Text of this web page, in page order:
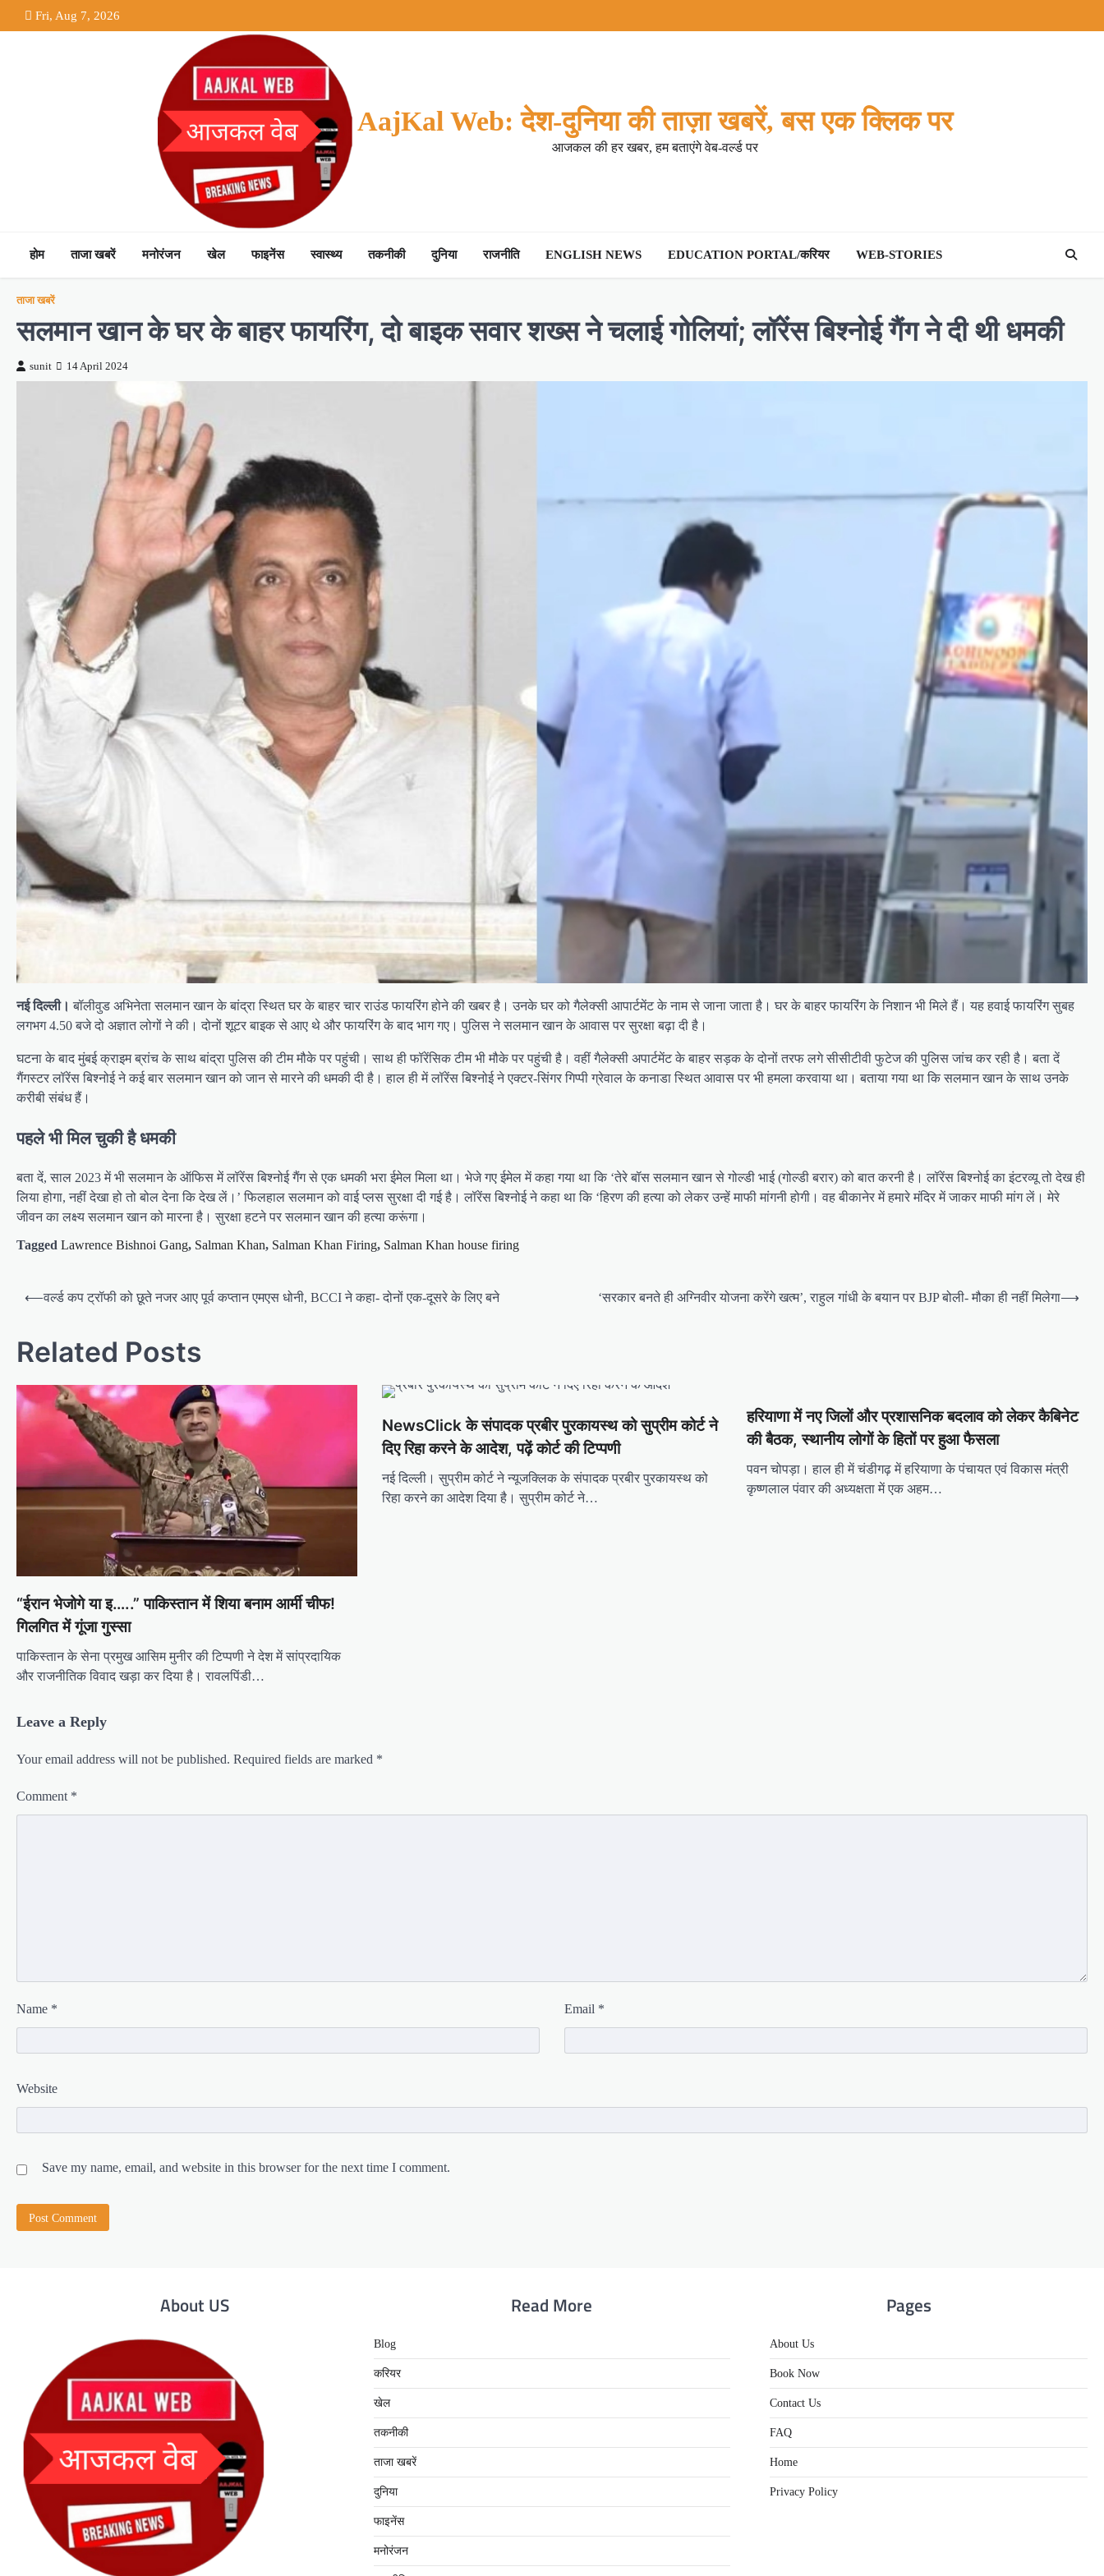
to
Fri, Aug 7, 2026
AajKal Web: देश-दुनिया की ताज़ा खबरें, बस एक क्लिक पर
आजकल की हर खबर, हम बताएंगे वेब-वर्ल्ड पर
होम ताजा खबरें मनोरंजन खेल फाइनेंस स्वास्थ्य तकनीकी दुनिया राजनीति ENGLISH NEWS EDUCATION PORTAL/करियर WEB-STORIES
ताजा खबरें
सलमान खान के घर के बाहर फायरिंग, दो बाइक सवार शख्स ने चलाई गोलियां; लॉरेंस बिश्नोई गैंग ने दी थी धमकी
sunit 14 April 2024
नई दिल्ली। बॉलीवुड अभिनेता सलमान खान के बांद्रा स्थित घर के बाहर चार राउंड फायरिंग होने की खबर है। उनके घर को गैलेक्सी आपार्टमेंट के नाम से जाना जाता है। घर के बाहर फायरिंग के निशान भी मिले हैं। यह हवाई फायरिंग सुबह
लगभग 4.50 बजे दो अज्ञात लोगों ने की। दोनों शूटर बाइक से आए थे और फायरिंग के बाद भाग गए। पुलिस ने सलमान खान के आवास पर सुरक्षा बढ़ा दी है।
घटना के बाद मुंबई क्राइम ब्रांच के साथ बांद्रा पुलिस की टीम मौके पर पहुंची। साथ ही फॉरेंसिक टीम भी मौके पर पहुंची है। वहीं गैलेक्सी अपार्टमेंट के बाहर सड़क के दोनों तरफ लगे सीसीटीवी फुटेज की पुलिस जांच कर रही है। बता दें
गैंगस्टर लॉरेंस बिश्नोई ने कई बार सलमान खान को जान से मारने की धमकी दी है। हाल ही में लॉरेंस बिश्नोई ने एक्टर-सिंगर गिप्पी ग्रेवाल के कनाडा स्थित आवास पर भी हमला करवाया था। बताया गया था कि सलमान खान के साथ उनके
करीबी संबंध हैं।
पहले भी मिल चुकी है धमकी
बता दें, साल 2023 में भी सलमान के ऑफिस में लॉरेंस बिश्नोई गैंग से एक धमकी भरा ईमेल मिला था। भेजे गए ईमेल में कहा गया था कि ‘तेरे बॉस सलमान खान से गोल्डी भाई (गोल्डी बरार) को बात करनी है। लॉरेंस बिश्नोई का इंटरव्यू तो देख ही
लिया होगा, नहीं देखा हो तो बोल देना कि देख लें।’ फिलहाल सलमान को वाई प्लस सुरक्षा दी गई है। लॉरेंस बिश्नोई ने कहा था कि ‘हिरण की हत्या को लेकर उन्हें माफी मांगनी होगी। वह बीकानेर में हमारे मंदिर में जाकर माफी मांग लें। मेरे
जीवन का लक्ष्य सलमान खान को मारना है। सुरक्षा हटने पर सलमान खान की हत्या करूंगा।
Tagged Lawrence Bishnoi Gang, Salman Khan, Salman Khan Firing, Salman Khan house firing
Post
⟵वर्ल्ड कप ट्रॉफी को छूते नजर आए पूर्व कप्तान एमएस धोनी, BCCI ने कहा- दोनों एक-दूसरे के लिए बने ‘सरकार बनते ही अग्निवीर योजना करेंगे खत्म’, राहुल गांधी के बयान पर BJP बोली- मौका ही नहीं मिलेगा⟶
Related Posts
“ईरान भेजोगे या इ…..” पाकिस्तान में शिया बनाम आर्मी चीफ!
गिलगित में गूंजा गुस्सा
पाकिस्तान के सेना प्रमुख आसिम मुनीर की टिप्पणी ने देश में सांप्रदायिक
और राजनीतिक विवाद खड़ा कर दिया है। रावलपिंडी…
NewsClick के संपादक प्रबीर पुरकायस्थ को सुप्रीम कोर्ट ने
दिए रिहा करने के आदेश, पढ़ें कोर्ट की टिप्पणी
नई दिल्ली। सुप्रीम कोर्ट ने न्यूजक्लिक के संपादक प्रबीर पुरकायस्थ को
रिहा करने का आदेश दिया है। सुप्रीम कोर्ट ने…
हरियाणा में नए जिलों और प्रशासनिक बदलाव को लेकर कैबिनेट
की बैठक, स्थानीय लोगों के हितों पर हुआ फैसला
पवन चोपड़ा। हाल ही में चंडीगढ़ में हरियाणा के पंचायत एवं विकास मंत्री
कृष्णलाल पंवार की अध्यक्षता में एक अहम…
Leave a Reply
Your email address will not be published. Required fields are marked *
Comment *
Name * Email *
Website
Save my name, email, and website in this browser for the next time I comment.
About US Read More
Blog
करियर
खेल
तकनीकी
ताजा खबरें
दुनिया
फाइनेंस
मनोरंजन
Pages
About Us
Book Now
Contact Us
FAQ
Home
Privacy Policy